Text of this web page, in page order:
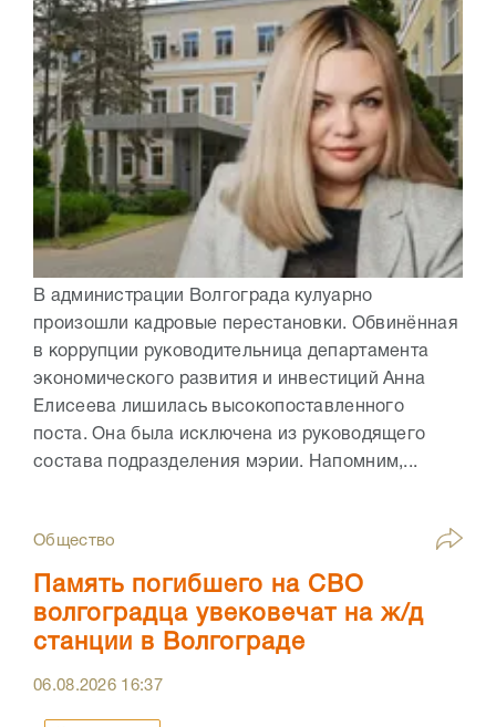
В администрации Волгограда кулуарно
произошли кадровые перестановки. Обвинённая
в коррупции руководительница департамента
экономического развития и инвестиций Анна
Елисеева лишилась высокопоставленного
поста. Она была исключена из руководящего
состава подразделения мэрии. Напомним,...
Общество
Память погибшего на СВО
волгоградца увековечат на ж/д
станции в Волгограде
06.08.2026 16:37